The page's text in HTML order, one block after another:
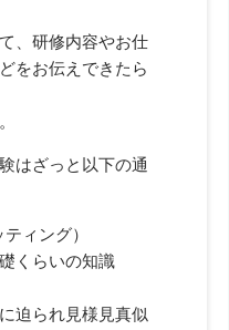
、研修内容やお仕
をお伝えできたら
はざっと以下の通
ィング）
くらいの知識
迫られ見様見真似